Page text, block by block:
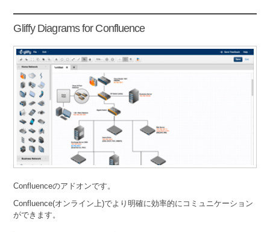
Gliffy Diagrams for Confluence
Confluenceのアドオンです。
Confluence(オンライン上)でより明確に効率的にコミュニケーション
ができます。